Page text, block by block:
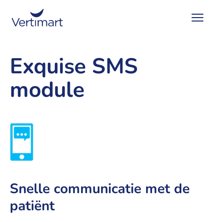
Exquise SMS
module
Snelle communicatie met de
patiënt